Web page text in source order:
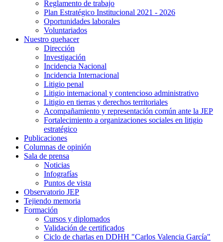
Reglamento de trabajo
Plan Estratégico Institucional 2021 - 2026
Oportunidades laborales
Voluntariados
Nuestro quehacer
Dirección
Investigación
Incidencia Nacional
Incidencia Internacional
Litigio penal
Litigio internacional y contencioso administrativo
Litigio en tierras y derechos territoriales
Acompañamiento y representación común ante la JEP
Fortalecimiento a organizaciones sociales en litigio
estratégico
Publicaciones
Columnas de opinión
Sala de prensa
Noticias
Infografías
Puntos de vista
Observatorio JEP
Tejiendo memoria
Formación
Cursos y diplomados
Validación de certificados
Ciclo de charlas en DDHH "Carlos Valencia García"